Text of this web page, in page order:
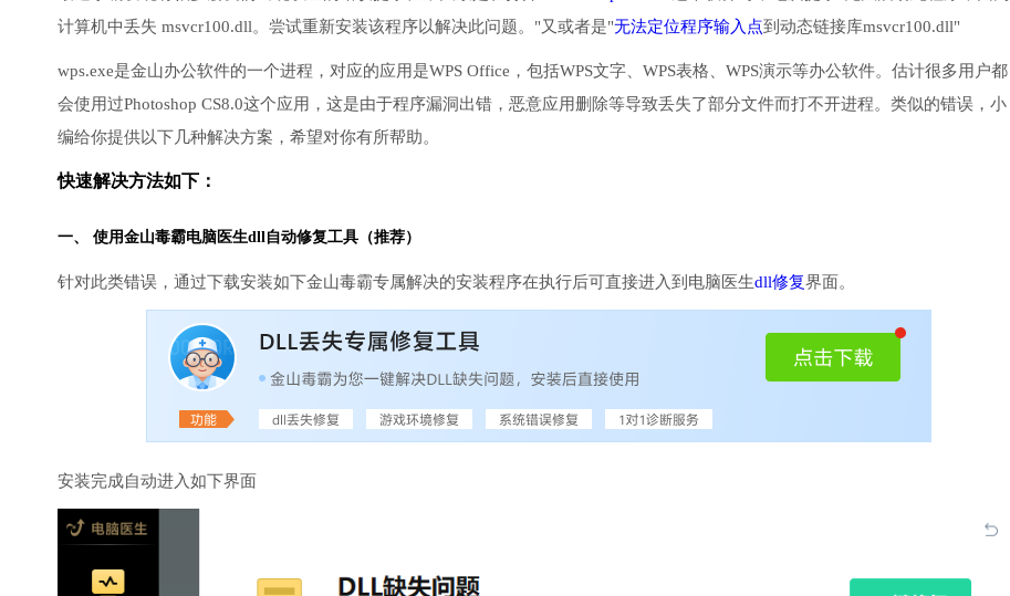
计算机中丢失 msvcr100.dll。尝试重新安装该程序以解决此问题。"又或者是"无法定位程序输入点到动态链接库msvcr100.dll"
wps.exe是金山办公软件的一个进程，对应的应用是WPS Office，包括WPS文字、WPS表格、WPS演示等办公软件。估计很多用户都
会使用过Photoshop CS8.0这个应用，这是由于程序漏洞出错，恶意应用删除等导致丢失了部分文件而打不开进程。类似的错误，小
编给你提供以下几种解决方案，希望对你有所帮助。
快速解决方法如下：
一、 使用金山毒霸电脑医生dll自动修复工具（推荐）
针对此类错误，通过下载安装如下金山毒霸专属解决的安装程序在执行后可直接进入到电脑医生dll修复界面。
安装完成自动进入如下界面